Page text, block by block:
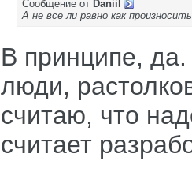
Сообщение от Daniil
А не все ли равно как
В принципе,
люди,
считаю, что
считает